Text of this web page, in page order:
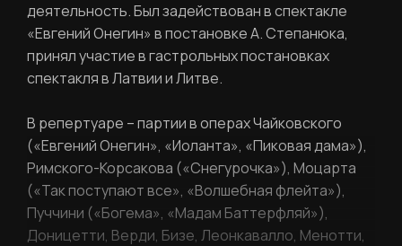
деятельность. Был задействован в спектакле
«Евгений Онегин» в постановке А. Степанюка,
принял участие в гастрольных постановках
спектакля в Латвии и Литве.
В репертуаре – партии в операх Чайковского
(«Евгений Онегин», «Иоланта», «Пиковая дама»),
Римского-Корсакова («Снегурочка»), Моцарта
(«Так поступают все», «Волшебная флейта»),
Пуччини («Богема», «Мадам Баттерфляй»),
Доницетти, Верди, Бизе, Леонкавалло, Менотти,